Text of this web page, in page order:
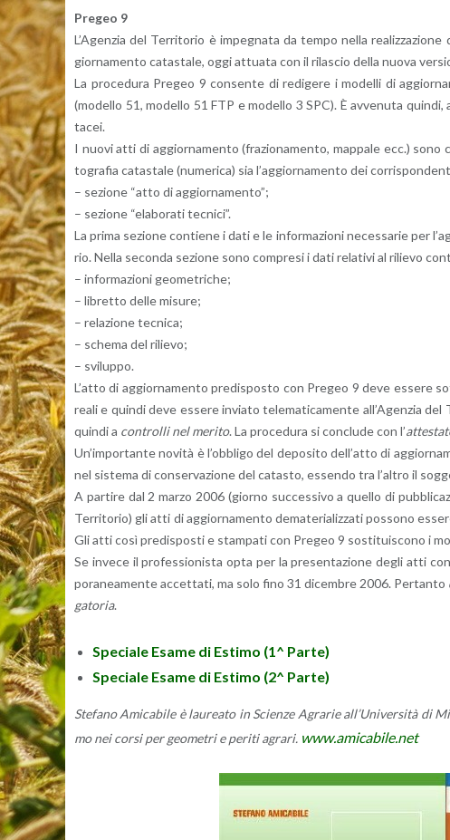
Pre­geo 9
L’A­gen­zia del Ter­ri­to­rio è im­pe­gna­ta da tempo nella
gior­na­men­to ca­ta­sta­le, oggi at­tua­ta con il ri­la­scio della nuova
La pro­ce­du­ra Pre­geo 9 con­sen­te di re­di­ge­re i mo­del­li di
(mo­del­lo 51, mo­del­lo 51 FTP e mo­del­lo 3 SPC). È av­ve­nu­ta
ta­cei.
I nuovi atti di ag­gior­na­men­to (fra­zio­na­men­to, map­pa­le ecc.)
to­gra­fia ca­ta­sta­le (nu­me­ri­ca) sia l’ag­gior­na­men­to dei
– se­zio­ne “atto di ag­gior­na­men­to”;
– se­zio­ne “ela­bo­ra­ti tec­ni­ci”.
La prima se­zio­ne con­tie­ne i dati e le in­for­ma­zio­ni ne­ces­sa­rie per
rio. Nella se­con­da se­zio­ne sono com­pre­si i dati re­la­ti­vi al ri­lie­vo
– in­for­ma­zio­ni geo­me­tri­che;
– li­bret­to delle mi­su­re;
– re­la­zio­ne tec­ni­ca;
– sche­ma del ri­lie­vo;
– svi­lup­po.
L’at­to di ag­gior­na­men­to pre­di­spo­sto con Pre­geo 9 deve
reali e quin­di deve es­se­re in­via­to te­le­ma­ti­ca­men­te al­l’A­gen­zia
quin­di a con­trol­li nel me­ri­to. La pro­ce­du­ra si con­clu­de con l’
Un’im­por­tan­te no­vi­tà è l’ob­bli­go del de­po­si­to del­l’at­to di
nel si­ste­ma di con­ser­va­zio­ne del ca­ta­sto, es­sen­do tra l’al­tro il
A par­ti­re dal 2 marzo 2006 (gior­no suc­ces­si­vo a quel­lo di
Ter­ri­to­rio) gli atti di ag­gior­na­men­to de­ma­te­ria­liz­za­ti pos­so­no
Gli atti così pre­di­spo­sti e stam­pa­ti con Pre­geo 9 so­sti­tui­sco­no i
Se in­ve­ce il pro­fes­sio­ni­sta opta per la pre­sen­ta­zio­ne degli atti
po­ra­nea­men­te ac­cet­ta­ti, ma solo fino 31 di­cem­bre 2006. Per­tan­to
ga­to­ria.
Spe­cia­le Esame di Esti­mo (1^ Parte)
Spe­cia­le Esame di Esti­mo (2^ Parte)
Ste­fa­no Ami­ca­bi­le è lau­rea­to in Scien­ze Agra­rie al­l’U­ni­ver­si­tà di
mo nei corsi per geo­me­tri e pe­ri­ti agra­ri. www.​amicabile.​net